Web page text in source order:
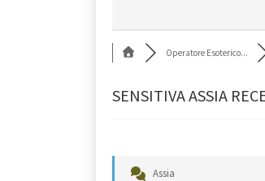
Operatore Esoterico...
SENSITIVA ASSIA
Assia